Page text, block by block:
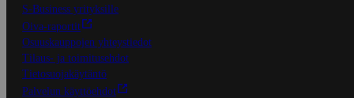
S-Business yrityksille
Oiva-raportit
Osuuskauppojen yhteystiedot
Tilaus- ja toimitusehdot
Tietosuojakäytäntö
Palvelun käyttöehdot